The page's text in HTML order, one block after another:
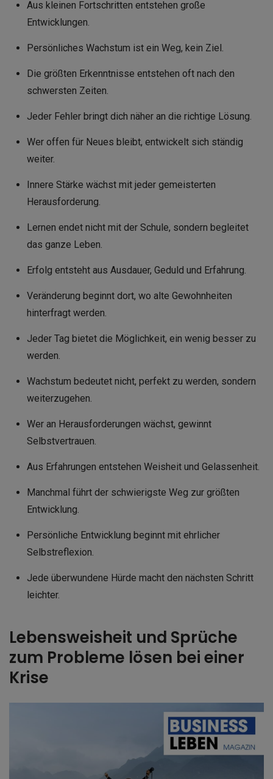
Aus kleinen Fortschritten entstehen große
Entwicklungen.
Persönliches Wachstum ist ein Weg, kein Ziel.
Die größten Erkenntnisse entstehen oft nach den
schwersten Zeiten.
Jeder Fehler bringt dich näher an die richtige Lösung.
Wer offen für Neues bleibt, entwickelt sich ständig
weiter.
Innere Stärke wächst mit jeder gemeisterten
Herausforderung.
Lernen endet nicht mit der Schule, sondern begleitet
das ganze Leben.
Erfolg entsteht aus Ausdauer, Geduld und Erfahrung.
Veränderung beginnt dort, wo alte Gewohnheiten
hinterfragt werden.
Jeder Tag bietet die Möglichkeit, ein wenig besser zu
werden.
Wachstum bedeutet nicht, perfekt zu werden, sondern
weiterzugehen.
Wer an Herausforderungen wächst, gewinnt
Selbstvertrauen.
Aus Erfahrungen entstehen Weisheit und Gelassenheit.
Manchmal führt der schwierigste Weg zur größten
Entwicklung.
Persönliche Entwicklung beginnt mit ehrlicher
Selbstreflexion.
Jede überwundene Hürde macht den nächsten Schritt
leichter.
Lebensweisheit und Sprüche
zum Probleme lösen bei einer
Krise